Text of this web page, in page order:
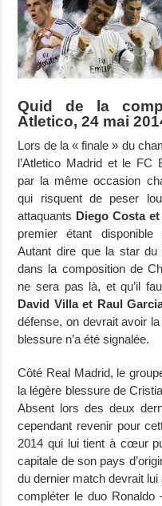
Quid de la
Atletico, 24 mai
Lors de la « finale » du
l’Atletico Madrid et le FC
par la même occasion
qui risquent de peser
attaquants Diego Costa
premier étant
Autant dire que la star
dans la composition de
ne sera pas là, et qu’il
David Villa et Raul
défense, on devrait avoir
blessure n’a été signalée.
Côté Real Madrid, le
la légère blessure de
Absent lors des deux
cependant revenir pour
2014 qui lui tient à cœur
capitale de son pays
du dernier match devrait
compléter le duo Ronaldo